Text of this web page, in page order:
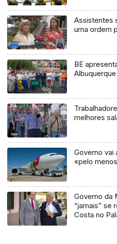
Assistentes
uma ordem
BE
Albuquerque
melhores
Governo vai
«pelo
Governo da
“jamais” se
Costa no